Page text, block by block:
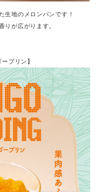
生地のメロンパンです！
りが広がります。
プリン】